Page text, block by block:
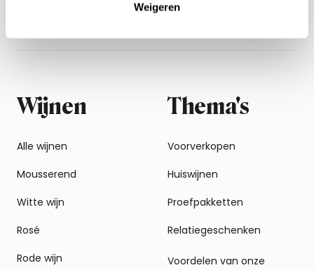
Weigeren
Wijnen
Alle wijnen
Mousserend
Witte wijn
Rosé
Rode wijn
Thema's
Voorverkopen
Huiswijnen
Proefpakketten
Relatiegeschenken
Voordelen van onze